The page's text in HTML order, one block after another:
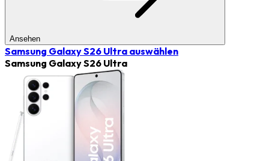
Ansehen
Samsung Galaxy S26 Ultra auswählen
Samsung Galaxy S26 Ultra